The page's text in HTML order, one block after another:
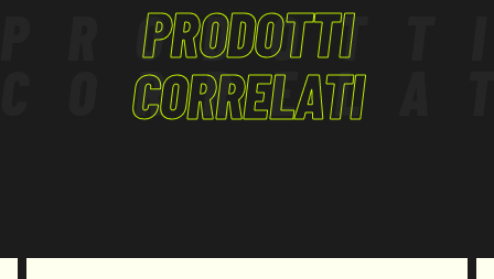
riducendo la forza d’impatto trasmessa
Il prodotto è stato progettato e realizzato per
essere conforme al
PRODOTTI
CORRELATI